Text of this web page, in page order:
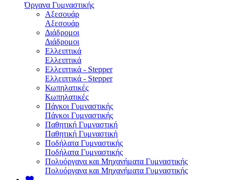
Όργανα Γυμναστικής
Αξεσουάρ
Αξεσουάρ
Διάδρομοι
Διάδρομοι
Ελλειπτικά
Ελλειπτικά
Ελλειπτικά - Stepper
Ελλειπτικά - Stepper
Κωπηλατικές
Κωπηλατικές
Πάγκοι Γυμναστικής
Πάγκοι Γυμναστικής
Παθητική Γυμναστική
Παθητική Γυμναστική
Ποδήλατα Γυμναστικής
Ποδήλατα Γυμναστικής
Πολυόργανα και Μηχανήματα Γυμναστικής
Πολυόργανα και Μηχανήματα Γυμναστικής